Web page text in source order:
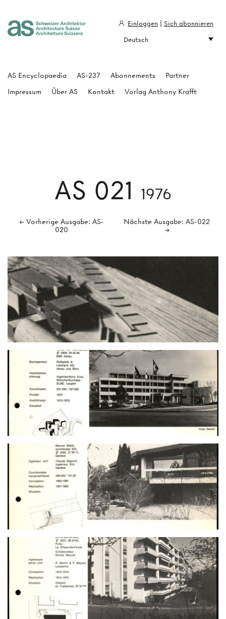
AS 021 1976
← Vorherige Ausgabe: AS-
020
Nächste Ausgabe: AS-022
→
AS Encyclopaedia AS-237 Abonnements
Partner
Impressum
Über AS Kontakt Vorlag Anthony Krafft
Einloggen
Sich abonnieren
Deutsch